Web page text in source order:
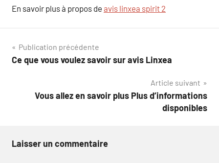
En savoir plus à propos de avis linxea spirit 2
Navigation
de
Publication précédente
Ce que vous voulez savoir sur avis Linxea
Article suivant
Vous allez en savoir plus Plus d’informations
disponibles
Laisser un commentaire